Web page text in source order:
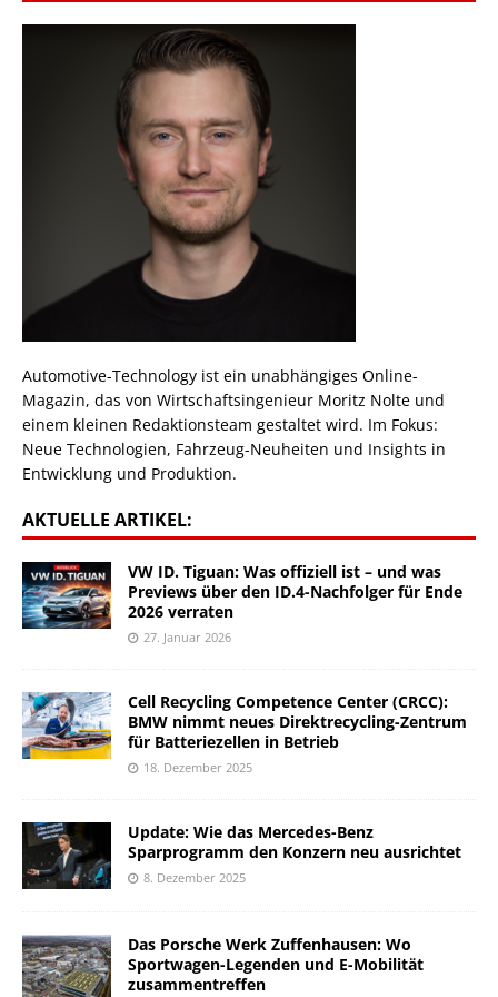
Automotive-Technology ist ein unabhängiges Online-
Magazin, das von Wirtschaftsingenieur Moritz Nolte und
einem kleinen Redaktionsteam gestaltet wird. Im Fokus:
Neue Technologien, Fahrzeug-Neuheiten und Insights in
Entwicklung und Produktion.
AKTUELLE ARTIKEL:
VW ID. Tiguan: Was offiziell ist – und was
Previews über den ID.4-Nachfolger für Ende
2026 verraten
27. Januar 2026
Cell Recycling Competence Center (CRCC):
BMW nimmt neues Direktrecycling-Zentrum
für Batteriezellen in Betrieb
18. Dezember 2025
Update: Wie das Mercedes-Benz
Sparprogramm den Konzern neu ausrichtet
8. Dezember 2025
Das Porsche Werk Zuffenhausen: Wo
Sportwagen-Legenden und E-Mobilität
zusammentreffen